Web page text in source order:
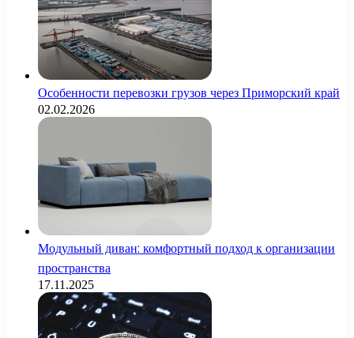
Особенности перевозки грузов через Приморский край
02.02.2026
Модульный диван: комфортный подход к организации
пространства
17.11.2025